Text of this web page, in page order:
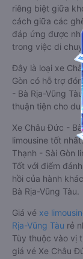
riêng biệt giữa
cách giữa các
đáp ứng được
trong việc di
Đây là loại xe
Gòn có hỗ trợ
- Bà Rịa-Vũng
thuận tiện cho du
Xe Châu Đức -
limousine tốt
Thạnh - Sài Gòn
Tốt với điểm
hồi của hành
Bà Rịa-Vũng Tàu.
Giá vé xe
Rịa-Vũng Tàu rẻ
Tùy thuộc vào vị
giá vé Xe Châu